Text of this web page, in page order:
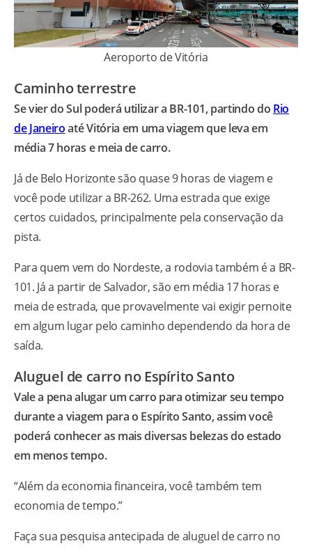
Aeroporto de Vitória
Caminho terrestre
Se vier do Sul poderá utilizar a BR-101, partindo do Rio
de Janeiroaté Vitória em uma viagem que leva em
média 7 horas e meia de carro.
Já de Belo Horizonte são quase 9 horas de viagem e
você pode utilizar a BR-262. Uma estrada que exige
certos cuidados, principalmente pela conservação da
pista.
Para quem vem do Nordeste, a rodovia também é a BR-
101. Já a partir de Salvador, são em média 17 horas e
meia de estrada, que provavelmente vai exigir pernoite
em algum lugar pelo caminho dependendo da hora de
saída.
Aluguel de carro no Espírito Santo
Vale a pena alugar um carro para otimizar seu tempo
durante a viagem para o Espírito Santo, assim você
poderá conhecer as mais diversas belezas do estado
em menos tempo.
“Além da economia financeira, você também tem
economia de tempo.”
Faça sua pesquisa antecipada de aluguel de carro no